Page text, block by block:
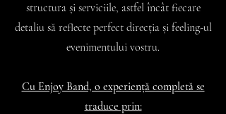
structura și serviciile, astfel încât fiecare
detaliu să reflecte perfect direcția și feeling-ul
evenimentului vostru.
Cu Enjoy Band, o experiență completă se
traduce prin: